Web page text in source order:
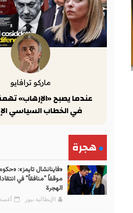
ماركو ترافايو
عندما يصبح «الإرهاب»
في الخطاب السياسي
هجرة
«فاينانشال تايمز»:
موقفاً "منافقاً" في
الهجرة
الإيطالية نيوز أغسطس